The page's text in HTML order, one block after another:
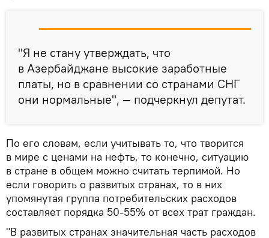
"Я не стану утверждать, что
в Азербайджане высокие заработные
платы, но в сравнении со странами СНГ
они нормальные", — подчеркнул депутат.
По его словам, если учитывать то, что творится
в мире с ценами на нефть, то конечно, ситуацию
в стране в общем можно считать терпимой. Но
если говорить о развитых странах, то в них
упомянутая группа потребительских расходов
составляет порядка 50-55% от всех трат граждан.
"В развитых странах значительная часть расходов